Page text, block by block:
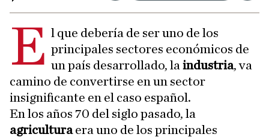
E l que debería de ser uno de los
principales sectores económicos de
un país desarrollado, laindustria, va
camino de convertirse en un sector
insignificante en el caso español.
En los años 70 del siglo pasado, la
agriculturaera uno de los principales